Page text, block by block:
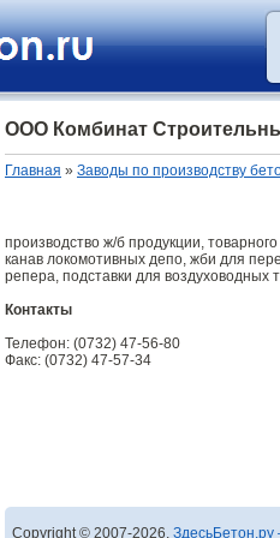
ООО Комбинат
Главная » Заводы по производству
производство ж/б продукции,
канав локомотивных депо, жби для
репера, подставки для воздуховодных
Контакты
Телефон: (0732) 47-56-80
Факс: (0732) 47-57-34
Copyright © 2007-2026,